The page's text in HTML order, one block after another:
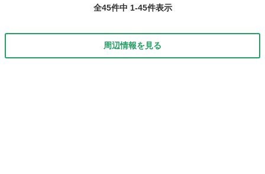
全45件中 1-45件表示
周辺情報を見る